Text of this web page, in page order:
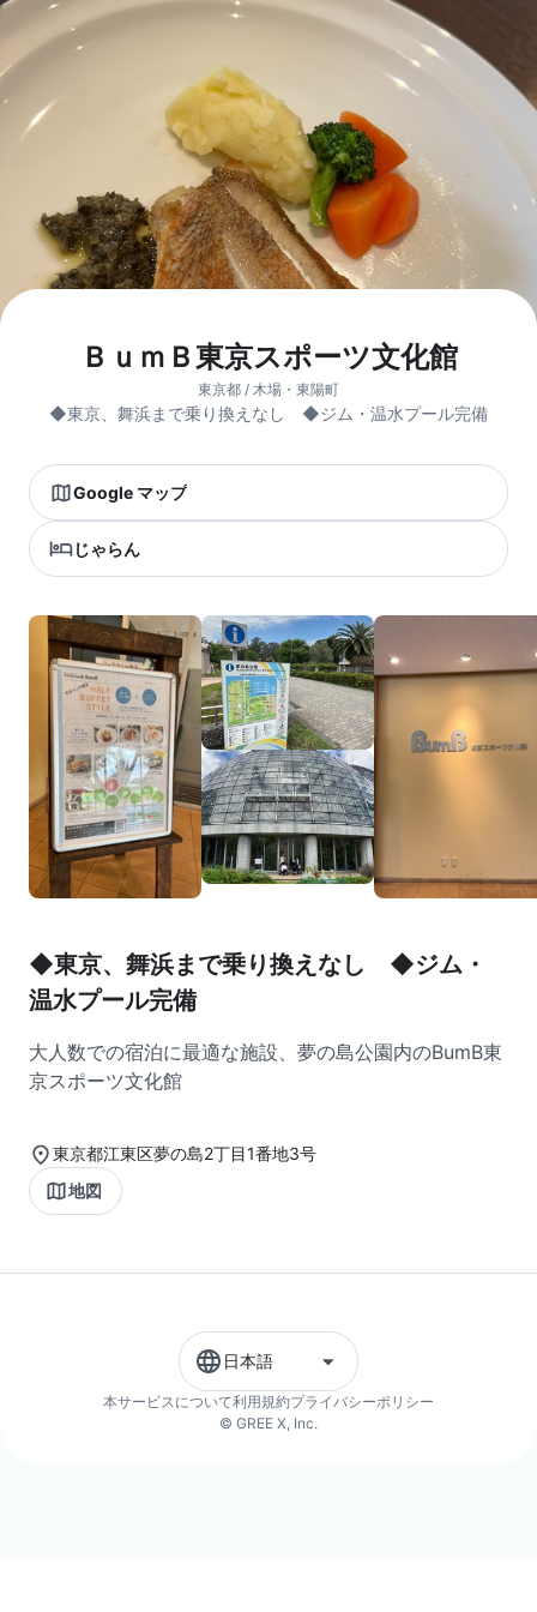
ＢｕｍＢ東京スポーツ文化館
東京都 / 木場・東陽町
◆東京、舞浜まで乗り換えなし ◆ジム・温水プール完備
Google マップ
じゃらん
◆東京、舞浜まで乗り換えなし ◆ジム・
温水プール完備
大人数での宿泊に最適な施設、夢の島公園内のBumB東
京スポーツ文化館
東京都江東区夢の島2丁目1番地3号
地図
日本語
本サービスについて利用規約プライバシーポリシー
© GREE X, Inc.